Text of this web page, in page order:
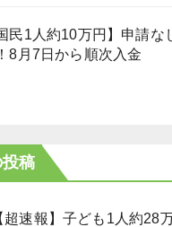
民1人約10万円】申請な
8月7日から順次入金
稿
超速報】子ども1人約28